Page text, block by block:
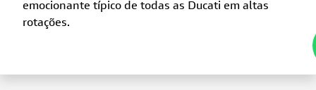
emocionante típico de todas as Ducati em altas
rotações.